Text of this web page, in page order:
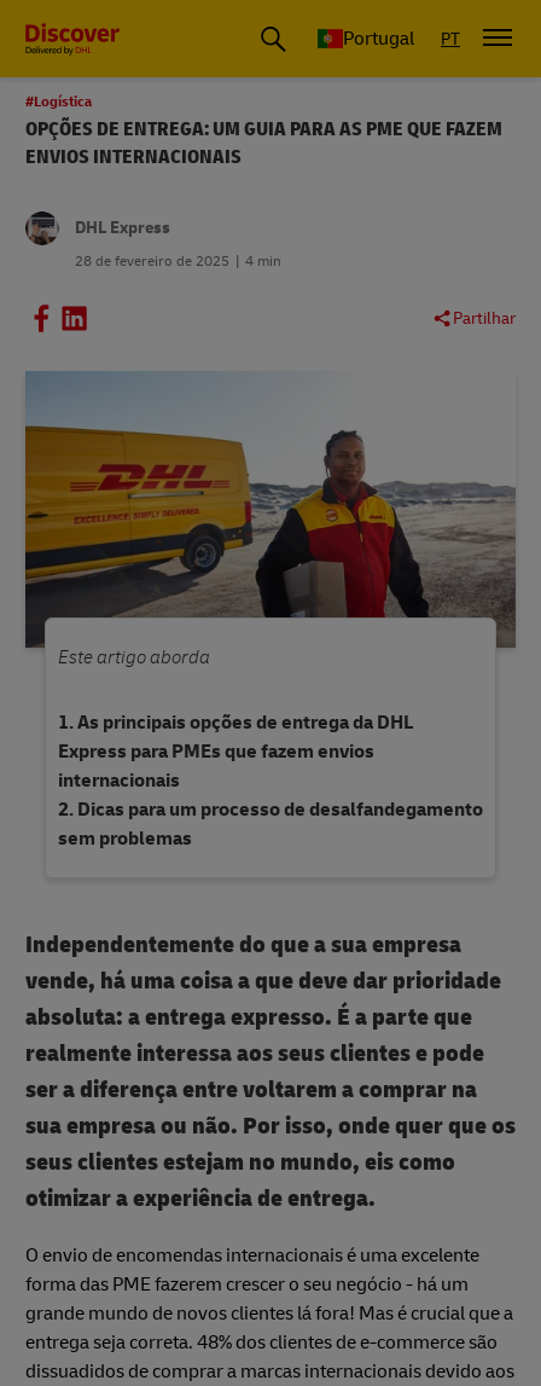
Portugal PT
#Logística
OPÇÕES DE ENTREGA: UM GUIA PARA AS PME QUE FAZEM
ENVIOS INTERNACIONAIS
DHL Express
28 de fevereiro de 2025 4 min
Partilhar
Este artigo aborda
As principais opções de entrega da DHL
Express para PMEs que fazem envios
internacionais
Dicas para um processo de desalfandegamento
sem problemas
Independentemente do que a sua empresa
vende, há uma coisa a que deve dar prioridade
absoluta: a entrega expresso. É a parte que
realmente interessa aos seus clientes e pode
ser a diferença entre voltarem a comprar na
sua empresa ou não. Por isso, onde quer que os
seus clientes estejam no mundo, eis como
otimizar a experiência de entrega.
O envio de encomendas internacionais é uma excelente
forma das PME fazerem crescer o seu negócio - há um
grande mundo de novos clientes lá fora! Mas é crucial que a
entrega seja correta. 48% dos clientes de e-commerce são
dissuadidos de comprar a marcas internacionais devido aos